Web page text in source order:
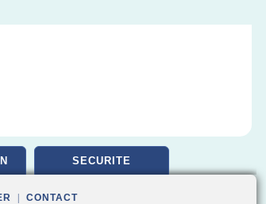
SECURITE
CONTACT